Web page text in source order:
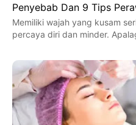
Penyebab Dan 9 Tips
Memiliki wajah yang kusam
percaya diri dan minder.